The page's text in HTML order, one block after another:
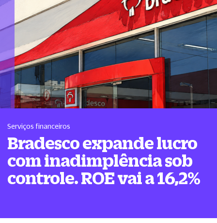
Serviços financeiros
Bradesco expande lucro
com inadimplência sob
controle. ROE vai a 16,2%